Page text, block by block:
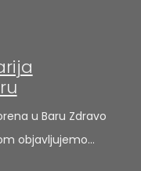
u Baru Zdravo
objavljujemo…